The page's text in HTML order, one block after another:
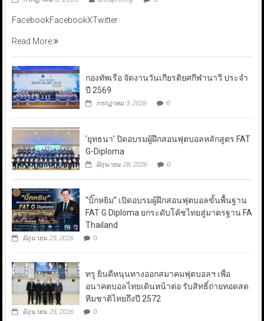
FacebookFacebookXTwitter
Read More
กองทัพเรือ จัดงานวันเกียรติยศกีฬานาวี ประจำ
ปี 2569
กรกฎาคม 3, 2026 0
‘ยุทธนา’ ปิดอบรมผู้ฝึกสอนฟุตบอลหลักสูตร FAT
G-Diploma
มิถุนายน 28, 2026 0
“บิ๊กหยิม” เปิดอบรมผู้ฝึกสอนฟุตบอลขั้นพื้นฐาน
FAT G Diploma ยกระดับโค้ชไทยสู่มาตรฐาน FA
Thailand
มิถุนายน 25, 2026 0
ทรู ยินดีหนุนทางออกสมาคมฟุตบอลฯ เพื่อ
อนาคตบอลไทยเดินหน้าต่อ รับสิทธิ์ถ่ายทอดสด
ทีมชาติไทยถึงปี 2572
มิถุนายน 25, 2026 0